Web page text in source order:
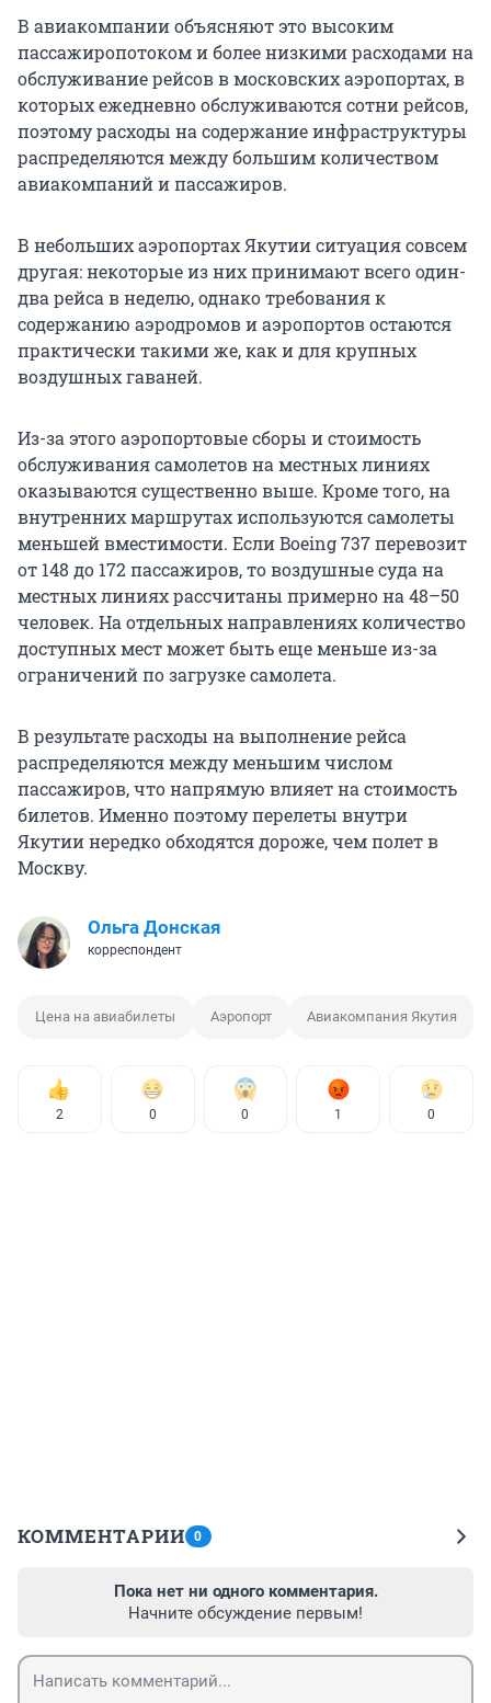
В авиакомпании объясняют это высоким
пассажиропотоком и более низкими расходами на
обслуживание рейсов в московских аэропортах, в
которых ежедневно обслуживаются сотни рейсов,
поэтому расходы на содержание инфраструктуры
распределяются между большим количеством
авиакомпаний и пассажиров.
В небольших аэропортах Якутии ситуация совсем
другая: некоторые из них принимают всего один-
два рейса в неделю, однако требования к
содержанию аэродромов и аэропортов остаются
практически такими же, как и для крупных
воздушных гаваней.
Из-за этого аэропортовые сборы и стоимость
обслуживания самолетов на местных линиях
оказываются существенно выше. Кроме того, на
внутренних маршрутах используются самолеты
меньшей вместимости. Если Boeing 737 перевозит
от 148 до 172 пассажиров, то воздушные суда на
местных линиях рассчитаны примерно на 48–50
человек. На отдельных направлениях количество
доступных мест может быть еще меньше из-за
ограничений по загрузке самолета.
В результате расходы на выполнение рейса
распределяются между меньшим числом
пассажиров, что напрямую влияет на стоимость
билетов. Именно поэтому перелеты внутри
Якутии нередко обходятся дороже, чем полет в
Москву.
Ольга Донская
корреспондент
Цена на авиабилеты Аэропорт Авиакомпания Якутия
2 0 0 1 0
КОММЕНТАРИИ 0
Пока нет ни одного комментария.
Начните обсуждение первым!